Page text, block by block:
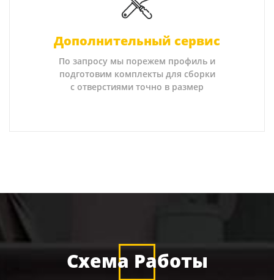
Дополнительный сервис
По запросу мы порежем профиль и
подготовим комплекты для сборки
с отверстиями точно в размер
Схема Работы